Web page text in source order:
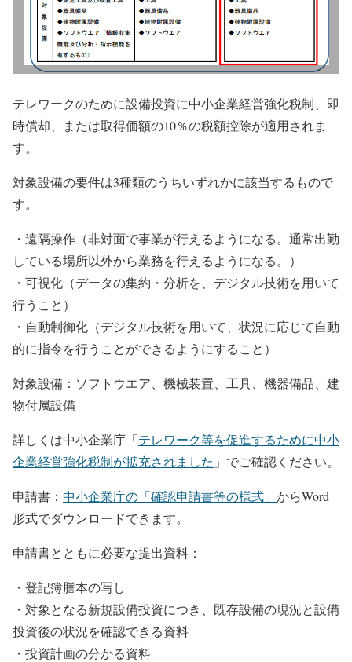
テレワークのために設備投資に中小企業経営強化税制、即
時償却、または取得価額の10％の税額控除が適用されま
す。
対象設備の要件は3種類のうちいずれかに該当するもので
す。
・遠隔操作（非対面で事業が行えるようになる。通常出勤
している場所以外から業務を行えるようになる。）
・可視化（データの集約・分析を、デジタル技術を用いて
行うこと）
・自動制御化（デジタル技術を用いて、状況に応じて自動
的に指令を行うことができるようにすること）
対象設備：ソフトウエア、機械装置、工具、機器備品、建
物付属設備
詳しくは中小企業庁「テレワーク等を促進するために中小
企業経営強化税制が拡充されました 」でご確認ください。
申請書： 中小企業庁の「確認申請書等の様式」 からWord
形式でダウンロードできます。
申請書とともに必要な提出資料：
・登記簿謄本の写し
・対象となる新規設備投資につき、既存設備の現況と設備
投資後の状況を確認できる資料
・投資計画の分かる資料